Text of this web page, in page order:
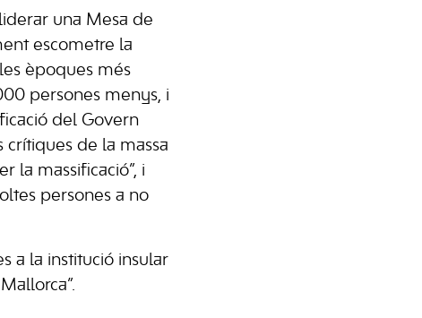
una Mesa de
escometre la
èpoques més
persones menys, i
del Govern
de la massa
la massificació”, i
persones a no
a la institució insular